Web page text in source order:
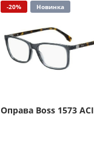
-20% Новинка
Оправа Boss 1573 ACI